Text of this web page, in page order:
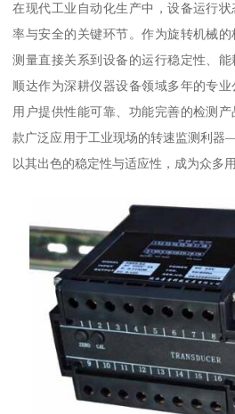
在现代工业自动化生产中，设备运行
率与安全的关键环节。作为旋转机械
测量直接关系到设备的运行稳定性、
顺达作为深耕仪器设备领域多年的专
用户提供性能可靠、功能完善的检测
款广泛应用于工业现场的转速监测利
以其出色的稳定性与适应性，成为众多